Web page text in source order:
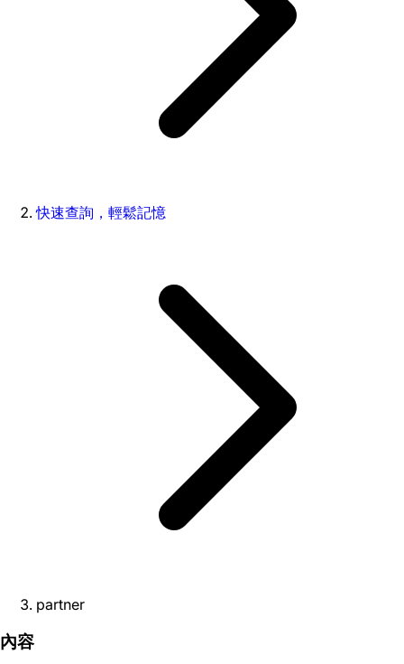
快速查詢，輕鬆記憶
partner
內容